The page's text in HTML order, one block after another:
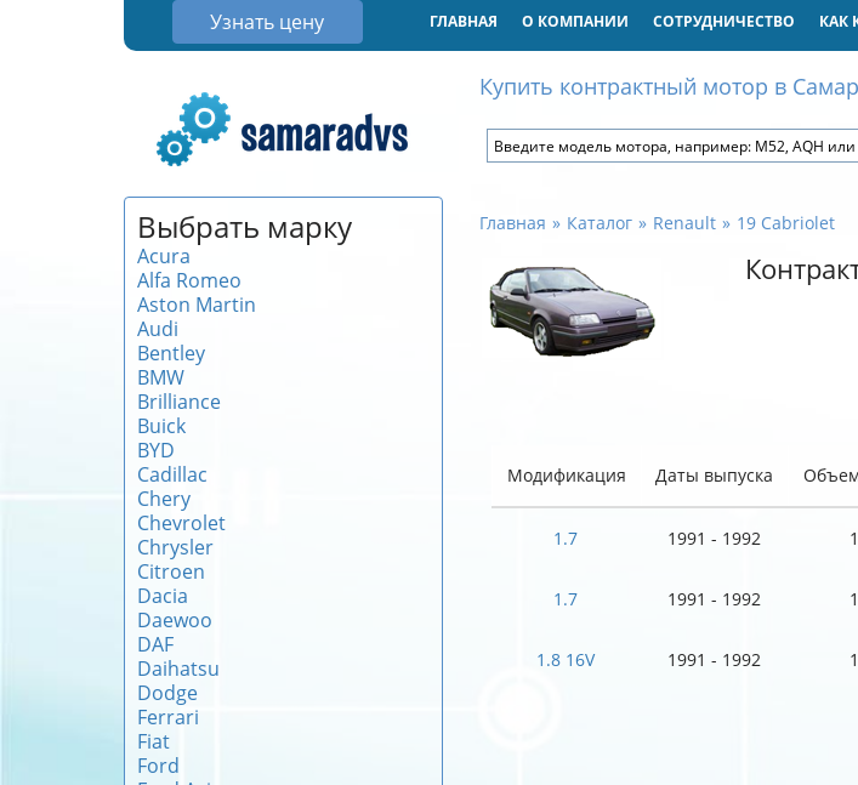
Узнать цену ГЛАВНАЯ О КОМПАНИИ СОТРУДНИЧЕСТВО КАК
Купить контрактный мотор в
Выбрать марку
Acura
Alfa Romeo
Aston Martin
Audi
Bentley
BMW
Brilliance
Buick
BYD
Cadillac
Chery
Chevrolet
Chrysler
Citroen
Dacia
Daewoo
DAF
Daihatsu
Dodge
Ferrari
Fiat
Ford
Главная Каталог Renault 19 Cabriolet
Модификация Даты выпуска
1.7 1991 - 1992
1.7 1991 - 1992
1.8 16V 1991 - 1992